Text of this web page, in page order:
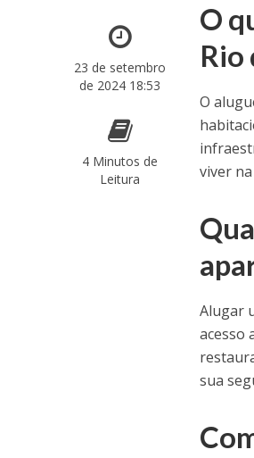
23 de setembro
de 2024 18:53
4 Minutos de
Leitura
O
Rio
O
viver
Alugar
acesso
sua